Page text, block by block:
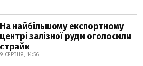
На найбільшому експортному
центрі залізної руди оголосили
страйк
9 СЕРПНЯ, 14:56